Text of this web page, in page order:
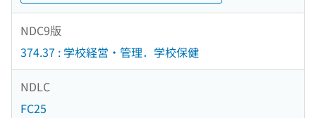
NDC9版
374.37 : 学校経営・管理．学校保健
NDLC
FC25